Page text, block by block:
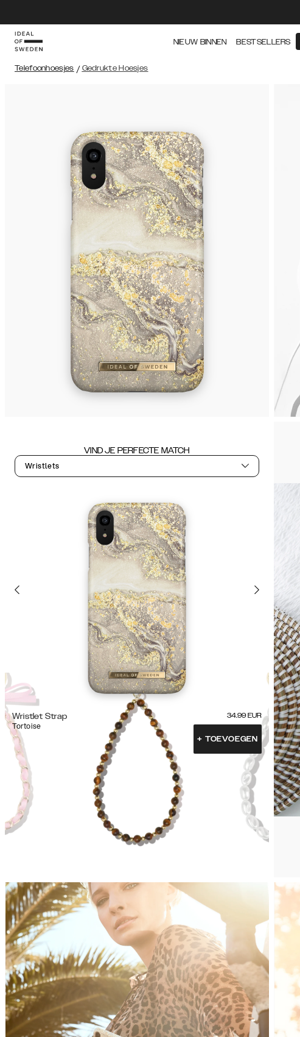
NIEUW BINNEN BESTSELLERS
Telefoonhoesjes / Gedrukte Hoesjes
VIND JE PERFECTE MATCH
Wristlets
Wristlet Strap
Tortoise
34.99 EUR
+ TOEVOEGEN